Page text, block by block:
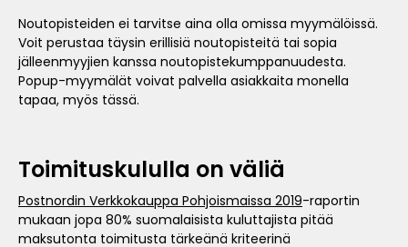
Noutopisteiden ei tarvitse aina olla omissa myymälöissä.
Voit perustaa täysin erillisiä noutopisteitä tai sopia
jälleenmyyjien kanssa noutopistekumppanuudesta.
Popup-myymälät voivat palvella asiakkaita monella
tapaa, myös tässä.
Toimituskululla on väliä
Postnordin Verkkokauppa Pohjoismaissa 2019-raportin
mukaan jopa 80% suomalaisista kuluttajista pitää
maksutonta toimitusta tärkeänä kriteerinä